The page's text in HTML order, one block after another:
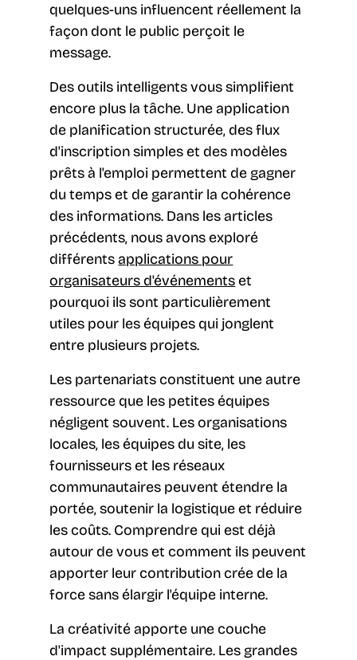
quelques-uns influencent réellement la
façon dont le public perçoit le
message.
Des outils intelligents vous simplifient
encore plus la tâche. Une application
de planification structurée, des flux
d'inscription simples et des modèles
prêts à l'emploi permettent de gagner
du temps et de garantir la cohérence
des informations. Dans les articles
précédents, nous avons exploré
différentsapplications pour
organisateurs d'événementset
pourquoi ils sont particulièrement
utiles pour les équipes qui jonglent
entre plusieurs projets.
Les partenariats constituent une autre
ressource que les petites équipes
négligent souvent. Les organisations
locales, les équipes du site, les
fournisseurs et les réseaux
communautaires peuvent étendre la
portée, soutenir la logistique et réduire
les coûts. Comprendre qui est déjà
autour de vous et comment ils peuvent
apporter leur contribution crée de la
force sans élargir l'équipe interne.
La créativité apporte une couche
d'impact supplémentaire. Les grandes